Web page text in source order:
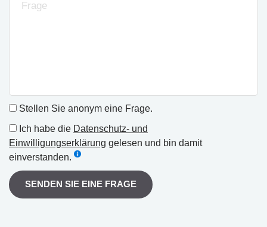
Stellen Sie anonym eine Frage.
Ich habe die Datenschutz- und
Einwilligungserklärung gelesen und bin damit
einverstanden.
SENDEN SIE EINE FRAGE